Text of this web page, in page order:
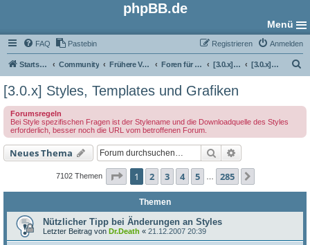
phpBB.de
Menü
FAQ Pastebin Anmelden
Registrieren
Startseite Community Frühere Versionen Foren für phpBB 3.0 [3.0.x] Style-Foren [3.0.x] Styles, Templates und Grafiken
[3.0.x] Styles, Templates und Grafiken
Forumsregeln
Bei Style spezifischen Fragen ist der Stylename und die Downloadquelle des Styles
erforderlich, besser noch die URL vom betroffenen Forum.
Neues Thema Suche
7102 Themen Seite 1von 285
1 2 3 4 5 285
Themen
Nützlicher Tipp bei Änderungen an Styles
Letzter Beitrag von Dr.Death « 21.12.2007 20:39